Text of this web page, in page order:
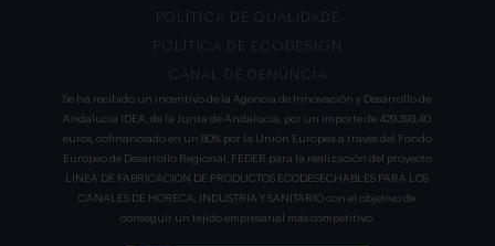
POLÍTICA DE QUALIDADE
POLÍTICA DE ECODESIGN
CANAL DE DENÚNCIA
Se ha recibido un incentivo de la Agencia de Innovación y Desarrollo de
Andalucía IDEA, de la Junta de Andalucía, por un importe de 429.393,40
euros, cofinanciado en un 80% por la Unión Europea a través del Fondo
Europeo de Desarrollo Regional, FEDER para la realización del proyecto
LÍNEA DE FABRICACION DE PRODUCTOS ECODESECHABLES PARA LOS
CANALES DE HORECA, INDUSTRIA Y SANITARIO con el objetivo de
conseguir un tejido empresarial más competitivo.